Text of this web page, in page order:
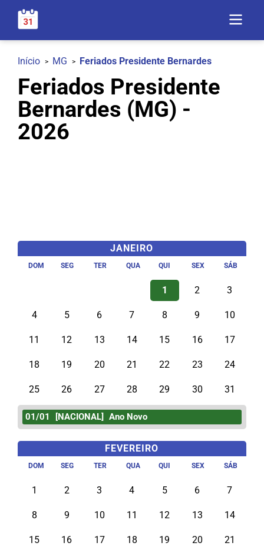
Início MG Feriados Presidente Bernardes
Feriados Presidente
Bernardes (MG) -
2026
JANEIRO
DOM SEG TER QUA QUI SEX SÁB
1 2 3
4 5 6 7 8 9 10
11 12 13 14 15 16 17
18 19 20 21 22 23 24
25 26 27 28 29 30 31
01/01 [NACIONAL] Ano Novo
FEVEREIRO
DOM SEG TER QUA QUI SEX SÁB
1 2 3 4 5 6 7
8 9 10 11 12 13 14
15 16 17 18 19 20 21